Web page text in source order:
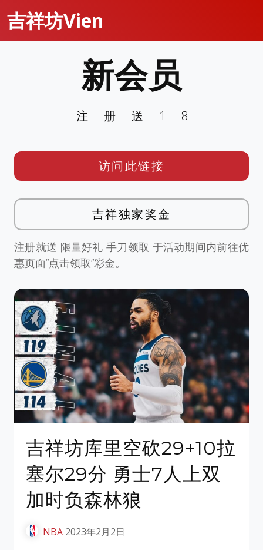
吉祥坊Vien
吉祥坊库里空砍29+10拉
塞尔29分 勇士7人上双
加时负森林狼
NBA 2023年2月2日
新会员
注册送18
访问此链接
吉祥独家奖金
注册就送 限量好礼 手刀领取 于活动期间内前往优
惠页面”点击领取”彩金。